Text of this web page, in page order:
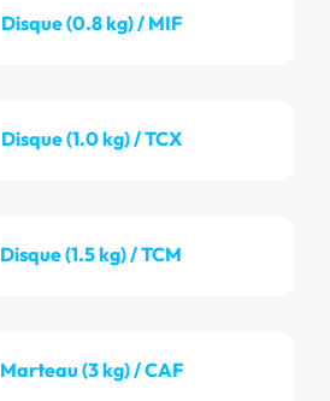
Disque (0.8 kg) / MIF
Disque (1.0 kg) / TCX
Disque (1.5 kg) / TCM
Marteau (3 kg) / CAF